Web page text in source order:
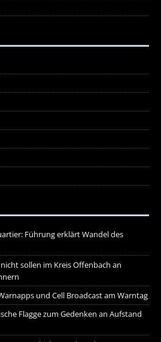
Führung erklärt Wandel des
sollen im Kreis Offenbach an
und Cell Broadcast am Warntag
Flagge zum Gedenken an Aufstand